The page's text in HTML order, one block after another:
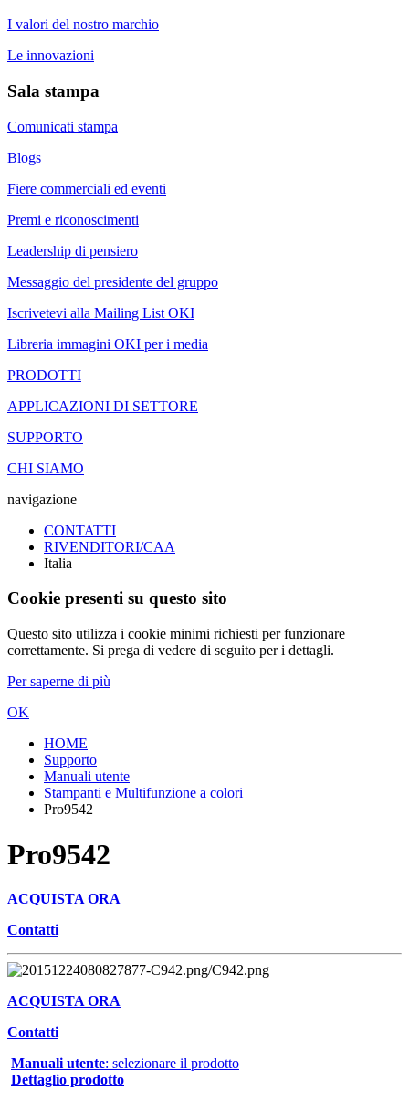
I valori del nostro marchio
Le innovazioni
Sala stampa
Comunicati stampa
Blogs
Fiere commerciali ed eventi
Premi e riconoscimenti
Leadership di pensiero
Messaggio del presidente del gruppo
Iscrivetevi alla Mailing List OKI
Libreria immagini OKI per i media
PRODOTTI
APPLICAZIONI DI SETTORE
SUPPORTO
CHI SIAMO
navigazione
CONTATTI
RIVENDITORI/CAA
Italia
Cookie presenti su questo sito
Questo sito utilizza i cookie minimi richiesti per funzionare
correttamente. Si prega di vedere di seguito per i dettagli.
Per saperne di più
OK
HOME
Supporto
Manuali utente
Stampanti e Multifunzione a colori
Pro9542
Pro9542
ACQUISTA ORA
Contatti
ACQUISTA ORA
Contatti
Manuali utente: selezionare il prodotto
Dettaglio prodotto